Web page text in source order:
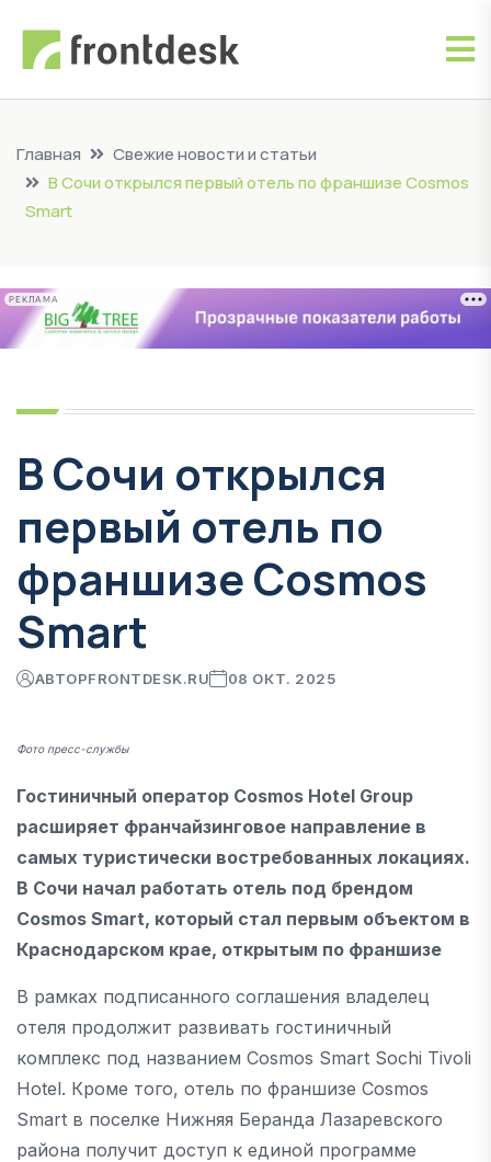
Главная
Свежие новости и статьи
В Cочи открылся первый отель по франшизе Cosmos
Smart
РЕКЛАМА
В Cочи открылся
первый отель по
франшизе Cosmos
Smart
АВТОРFRONTDESK.RU 08 ОКТ. 2025
Фото пресс-службы
Гостиничный оператор Cosmos Hotel Group
расширяет франчайзинговое направление в
самых туристически востребованных локациях.
В Сочи начал работать отель под брендом
Cosmos Smart, который стал первым объектом в
Краснодарском крае, открытым по франшизе
В рамках подписанного соглашения владелец
отеля продолжит развивать гостиничный
комплекс под названием Cosmos Smart Sochi Tivoli
Hotel. Кроме того, отель по франшизе Cosmos
Smart в поселке Нижняя Беранда Лазаревского
района получит доступ к единой программе